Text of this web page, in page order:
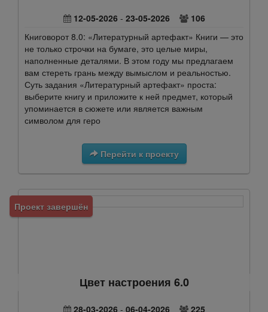
12-05-2026- 23-05-2026
106
Книговорот 8.0: «Литературный артефакт» Книги — это
не только строчки на бумаге, это целые миры,
наполненные деталями. В этом году мы предлагаем
вам стереть грань между вымыслом и реальностью.
Суть задания «Литературный артефакт» проста:
выберите книгу и приложите к ней предмет, который
упоминается в сюжете или является важным
символом для геро
Перейти к проекту
Цвет настроения 6.0
Проект завершён
28-03-2026- 06-04-2026
225